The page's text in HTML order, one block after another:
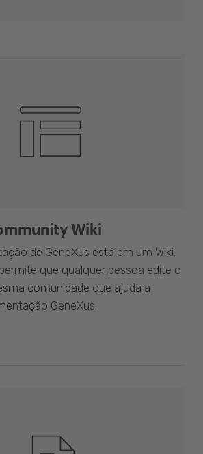
Wiki
de GeneXus está em um Wiki.
que qualquer pessoa edite o
comunidade que ajuda a
GeneXus.